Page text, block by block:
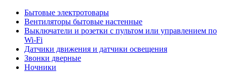
Бытовые электротовары
Вентиляторы бытовые настенные
Выключатели и розетки с пультом или управлением по
Wi-Fi
Датчики движения и датчики освещения
Звонки дверные
Ночники